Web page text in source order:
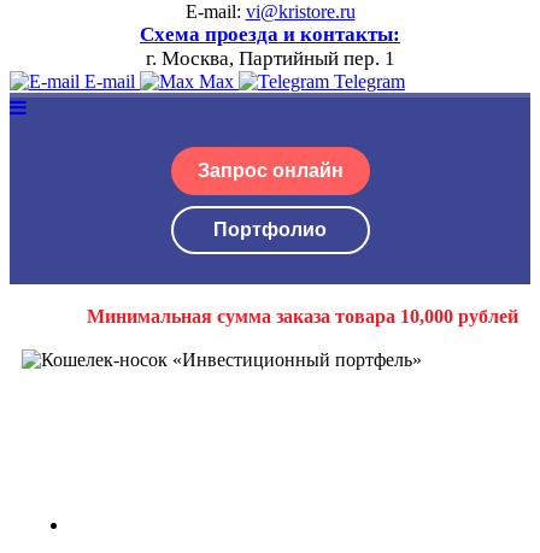
E-mail: vi@kristore.ru
Схема проезда и контакты:
г. Москва, Партийный пер. 1
E-mail Max Telegram
Запрос онлайн
Портфолио
Минимальная сумма заказа товара 10,000 рублей